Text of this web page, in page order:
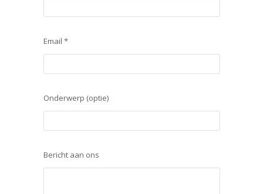
Email *
Onderwerp (optie)
Bericht aan ons